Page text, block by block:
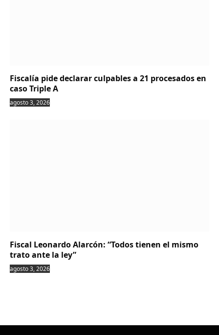
Fiscalía pide declarar culpables a 21 procesados en
caso Triple A
agosto 3, 2026
Fiscal Leonardo Alarcón: “Todos tienen el mismo
trato ante la ley”
agosto 3, 2026